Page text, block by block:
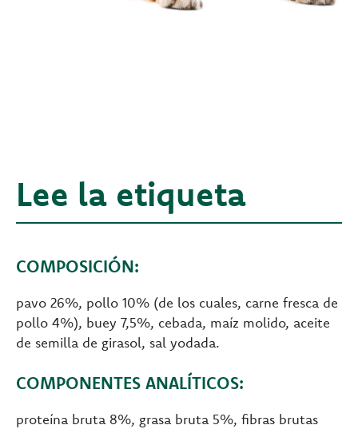
Lee la etiqueta
COMPOSICIÓN:
pavo 26%, pollo 10% (de los cuales, carne fresca de
pollo 4%), buey 7,5%, cebada, maíz molido, aceite
de semilla de girasol, sal yodada.
COMPONENTES ANALÍTICOS:
proteína bruta 8%, grasa bruta 5%, fibras brutas